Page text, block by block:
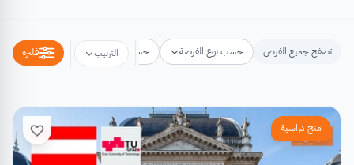
الخبرات وبناء القدرات.
تصفح جميع الفرص حسب نوع الفرصة حسب مكان الفرصة حسب الترتيب فلتره
منح دراسية